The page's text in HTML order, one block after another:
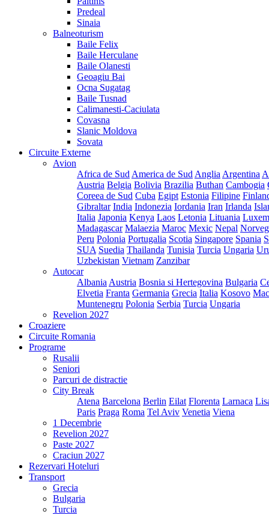
Predeal
Sinaia
Balneoturism
Baile Felix
Baile Herculane
Baile Olanesti
Geoagiu Bai
Ocna Sugatag
Baile Tusnad
Calimanesti-Caciulata
Covasna
Slanic Moldova
Sovata
Circuite Externe
Avion
Africa de Sud America de Sud Anglia Argentina
Austria Belgia Bolivia Brazilia Buthan Cambogia
Coreea de Sud Cuba Egipt Estonia Filipine
Gibraltar India Indonezia Iordania Iran Irlanda
Italia Japonia Kenya Laos Letonia Lituania
Madagascar Malaezia Maroc Mexic Nepal
Peru Polonia Portugalia Scotia Singapore Spania
SUA Suedia Thailanda Tunisia Turcia Ungaria
Uzbekistan Vietnam Zanzibar
Autocar
Albania Austria Bosnia si Hertegovina Bulgaria
Elvetia Franta Germania Grecia Italia Kosovo
Muntenegru Polonia Serbia Turcia Ungaria
Revelion 2027
Croaziere
Circuite Romania
Programe
Rusalii
Seniori
Parcuri de distractie
City Break
Atena Barcelona Berlin Eilat Florenta Larnaca
Paris Praga Roma Tel Aviv Venetia Viena
1 Decembrie
Revelion 2027
Paste 2027
Craciun 2027
Rezervari Hoteluri
Transport
Grecia
Bulgaria
Turcia